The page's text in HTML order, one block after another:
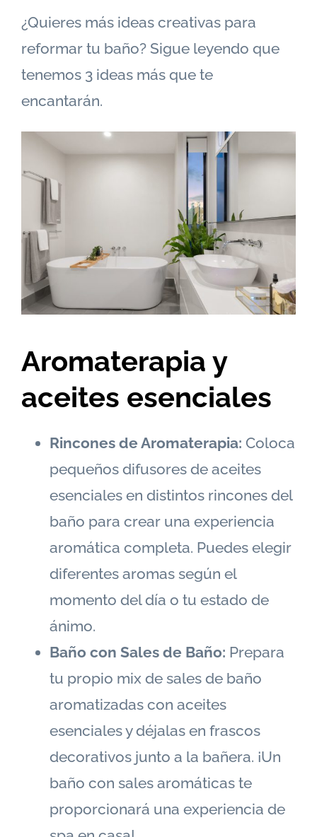
¿Quieres más ideas creativas para
reformar tu baño? Sigue leyendo que
tenemos 3 ideas más que te
encantarán.
Aromaterapia y
aceites esenciales
Rincones de Aromaterapia: Coloca
pequeños difusores de aceites
esenciales en distintos rincones del
baño para crear una experiencia
aromática completa. Puedes elegir
diferentes aromas según el
momento del día o tu estado de
ánimo.
Baño con Sales de Baño: Prepara
tu propio mix de sales de baño
aromatizadas con aceites
esenciales y déjalas en frascos
decorativos junto a la bañera. ¡Un
baño con sales aromáticas te
proporcionará una experiencia de